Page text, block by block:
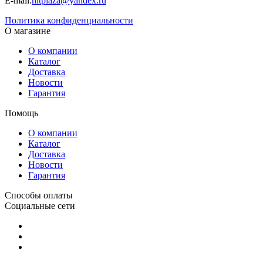
Политика конфиденциальности
О магазине
О компании
Каталог
Доставка
Новости
Гарантия
Помощь
О компании
Каталог
Доставка
Новости
Гарантия
Способы оплаты
Социальные сети